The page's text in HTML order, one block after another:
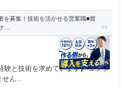
を募集！技術を活かせる営業職■賞
...
験と技術を求めています】 エンジ
ん...